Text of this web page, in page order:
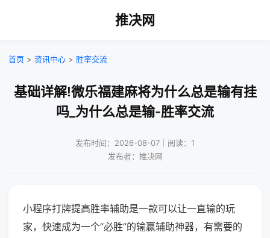
推决网
首页 > 资讯中心 > 胜率交流
基础详解!微乐福建麻将为什么总是输有挂
吗_为什么总是输-胜率交流
发布时间：2026-08-07｜阅读：1
发布者：推决网
小程序打牌提高胜率辅助是一款可以让一直输的玩
家，快速成为一个“必胜”的输赢辅助神器，有需要的